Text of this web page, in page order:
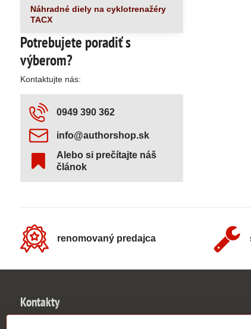
Potrebujete poradiť s
výberom?
Kontaktujte nás:
0949 390 362
info​@authorshop​.sk
Alebo si prečítajte náš
článok
Náhradné diely na cyklotrenažéry
TACX
renomovaný predajca
Kontakty